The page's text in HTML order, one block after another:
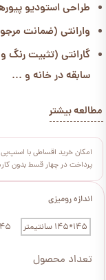
اندازه رومیزی
145*145 سانتیمتر 145*180
تعداد محصول
طراحی استودیو
وارانتی (ضمانت
گارانتی (تثبیت
سابقه در خانه و ...
مطالعه بیشتر
امکان خرید اقساطی با اسنپ‌پی
پرداخت در چهار قسط بدون